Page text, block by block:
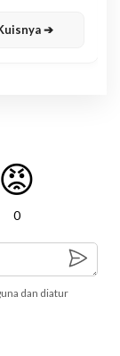
➔
😡
0
dan diatur